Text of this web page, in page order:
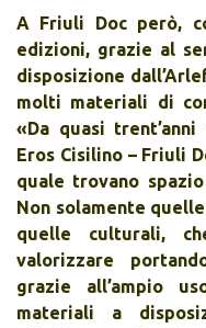
A Friuli Doc però,
edizioni, grazie al
disposizione
molti materiali di
«Da quasi
Eros Cisilino – Friuli
quale trovano
Non solamente
quelle culturali,
valorizzare
grazie all’ampio
materiali a